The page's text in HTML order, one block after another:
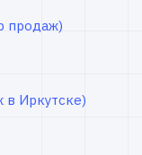
продаж)
в Иркутске)